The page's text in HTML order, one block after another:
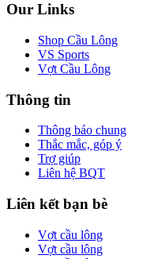
Our Links
Shop Cầu Lông
VS Sports
Vợt Cầu Lông
Thông tin
Thông báo chung
Thắc mắc, góp ý
Trợ giúp
Liên hệ BQT
Liên kết bạn bè
Vợt cầu lông
Vợt cầu lông